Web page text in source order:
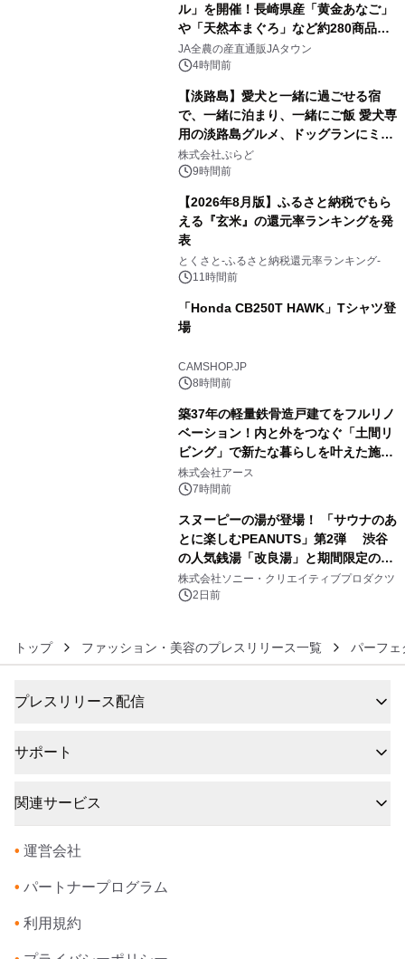
ル」を開催！長崎県産「黄金あなご」
や「天然本まぐろ」など約280商品を
販売！～毎月１０日の定例企画～
JA全農の産直通販JAタウン
4時間前
【淡路島】愛犬と一緒に過ごせる宿
で、一緒に泊まり、一緒にご飯 愛犬専
用の淡路島グルメ、ドッグランにミニ
プール グランピングとトレーラーハウ
スの2施設で
株式会社ぷらど
9時間前
【2026年8月版】ふるさと納税でもら
える『玄米』の還元率ランキングを発
表
とくさと-ふるさと納税還元率ランキング-
11時間前
「Honda CB250T HAWK」Tシャツ登
場
CAMSHOP.JP
8時間前
築37年の軽量鉄骨造戸建てをフルリノ
ベーション！内と外をつなぐ「土間リ
ビング」で新たな暮らしを叶えた施工
事例を株式会社アースが公開
株式会社アース
7時間前
スヌーピーの湯が登場！ 「サウナのあ
とに楽しむPEANUTS」第2弾 渋谷
の人気銭湯「改良湯」と期間限定のコ
ラボレーション サウナイキタイコラ
ボグッズも発売決定！
株式会社ソニー・クリエイティブプロダクツ
2日前
トップ ファッション・美容のプレスリリース一覧 パーフェ
プレスリリース配信
サポート
関連サービス
• 運営会社
• パートナープログラム
• 利用規約